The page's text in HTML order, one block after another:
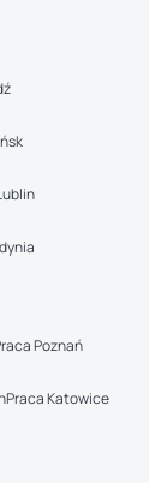
Poznań
Praca Katowice